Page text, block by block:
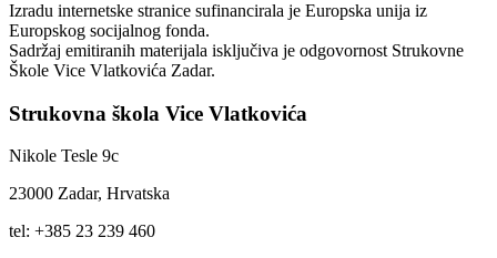
Izradu internetske stranice sufinancirala je Europska unija iz
Europskog socijalnog fonda.
Sadržaj emitiranih materijala isključiva je odgovornost Strukovne
Škole Vice Vlatkovića Zadar.
Strukovna škola Vice Vlatkovića
Nikole Tesle 9c
23000 Zadar, Hrvatska
tel: +385 23 239 460